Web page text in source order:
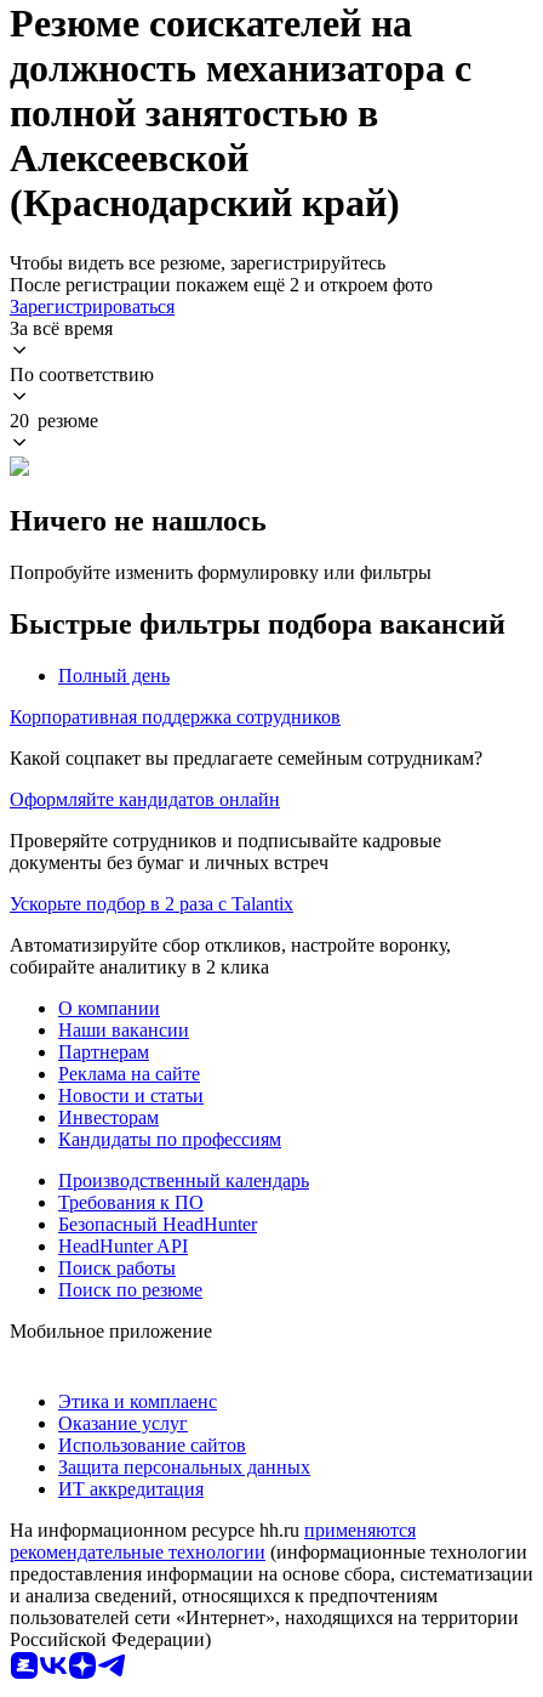
Резюме соискателей на
должность механизатора с
полной занятостью в
Алексеевской
(Краснодарский край)
Чтобы видеть все резюме, зарегистрируйтесь
После регистрации покажем ещё 2 и откроем фото
Зарегистрироваться
За всё время
По соответствию
20 резюме
Ничего не нашлось
Попробуйте изменить формулировку или фильтры
Быстрые фильтры подбора вакансий
Полный день
Корпоративная поддержка сотрудников
Какой соцпакет вы предлагаете семейным сотрудникам?
Оформляйте кандидатов онлайн
Проверяйте сотрудников и подписывайте кадровые
документы без бумаг и личных встреч
Ускорьте подбор в 2 раза с Talantix
Автоматизируйте сбор откликов, настройте воронку,
собирайте аналитику в 2 клика
О компании
Наши вакансии
Партнерам
Реклама на сайте
Новости и статьи
Инвесторам
Кандидаты по профессиям
Производственный календарь
Требования к ПО
Безопасный HeadHunter
HeadHunter API
Поиск работы
Поиск по резюме
Мобильное приложение
Этика и комплаенс
Оказание услуг
Использование сайтов
Защита персональных данных
ИТ аккредитация
На информационном ресурсе hh.ru применяются
рекомендательные технологии (информационные технологии
предоставления информации на основе сбора, систематизации
и анализа сведений, относящихся к предпочтениям
пользователей сети «Интернет», находящихся на территории
Российской Федерации)